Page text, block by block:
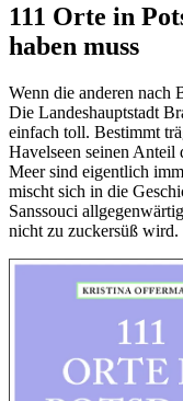
111 Orte in
haben muss
Wenn die anderen nach
Die Landeshauptstadt
einfach toll. Bestimmt
Havelseen seinen Anteil
Meer sind eigentlich
mischt sich in die
Sanssouci
nicht zu zuckersüß wird.